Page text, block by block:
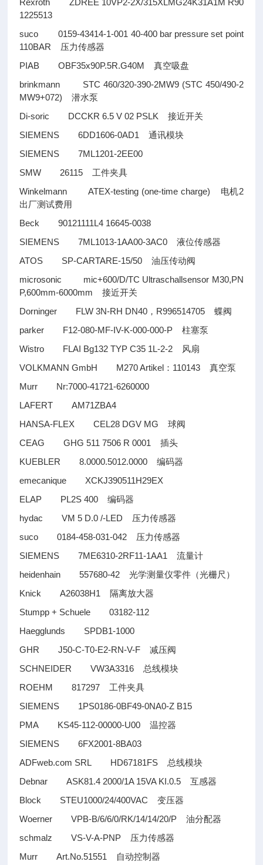
Rexroth ZDREE 10VP2-2X/315XLMG24K31A1M R90
1225513
suco 0159-43414-1-001 40-400 bar pressure set point
110BAR 压力传感器
PIAB OBF35x90P.5R.G40M真空吸盘
brinkmann STC 460/320-390-2MW9 (STC 450/490-2
MW9+072)潜水泵
Di-soric DCCKR 6.5 V 02 PSLK接近开关
SIEMENS 6DD1606-0AD1通讯模块
SIEMENS 7ML1201-2EE00
SMW 26115 工件夹具
Winkelmann ATEX-testing (one-time charge) 电机2
出厂测试费用
Beck 90121111L4 16645-0038
SIEMENS 7ML1013-1AA00-3AC0液位传感器
ATOS SP-CARTARE-15/50油压传动阀
microsonic mic+600/D/TC Ultraschallsensor M30,PN
P,600mm-6000mm接近开关
Dorninger FLW 3N-RH DN40 ， R996514705蝶阀
parker F12-080-MF-IV-K-000-000-P柱塞泵
Wistro FLAI Bg132 TYP C35 1L-2-2 风扇
VOLKMANN GmbH M270 Artikel ： 110143真空泵
Murr Nr:7000-41721-6260000
LAFERT AM71ZBA4
HANSA-FLEX CEL28 DGV MG球阀
CEAG GHG 511 7506 R 0001插头
KUEBLER 8.0000.5012.0000编码器
emecanique XCKJ390511H29EX
ELAP PL2S 400编码器
hydac VM 5 D.0 /-LED 压力传感器
suco 0184-458-031-042 压力传感器
SIEMENS 7ME6310-2RF11-1AA1流量计
heidenhain 557680-42光学测量仪零件（光栅尺）
Knick A26038H1 隔离放大器
Stumpp + Schuele 03182-112
Haegglunds SPDB1-1000
GHR J50-C-T0-E2-RN-V-F减压阀
SCHNEIDER VW3A3316 总线模块
ROEHM 817297 工件夹具
SIEMENS 1PS0186-0BF49-0NA0-Z B15
PMA KS45-112-00000-U00温控器
SIEMENS 6FX2001-8BA03
ADFweb.com SRL HD67181FS 总线模块
Debnar ASK81.4 2000/1A 15VA KI.0.5互感器
Block STEU1000/24/400VAC变压器
Woerner VPB-B/6/6/0/RK/14/14/20/P油分配器
schmalz VS-V-A-PNP 压力传感器
Murr Art.No.51551 自动控制器